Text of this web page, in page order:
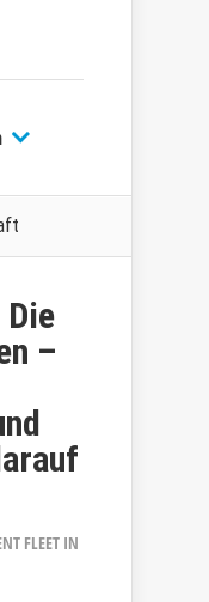
–
FLEET IN